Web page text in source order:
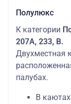
Полулюкс
К категории
207А, 233, В.
Двухместная
палубах.
В